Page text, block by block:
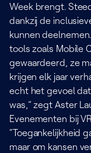
Week brengt.
dankzij de
kunnen
tools zoals Mobile
gewaardeerd, ze
krijgen elk jaar
echt het gevoel
was,” zegt Aster
Evenementen bij
“Toegankelijkheid
maar om kansen